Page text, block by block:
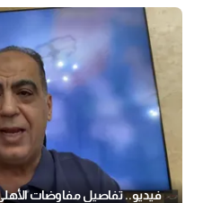
فيديو.. تفاصيل مفاوضات